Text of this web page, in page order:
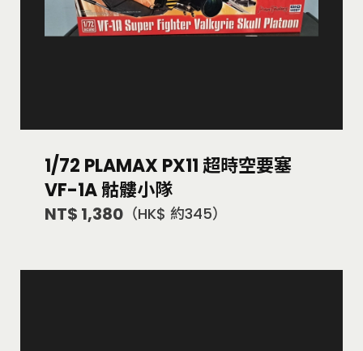
1/72 PLAMAX PX11 超時空要塞
VF-1A 骷髏小隊
NT$ 1,380 （HK$ 約345）